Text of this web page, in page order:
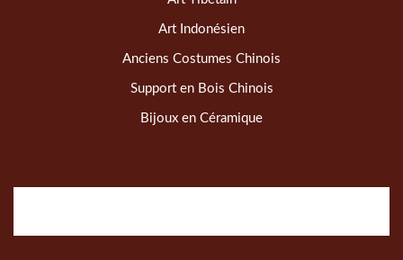
Art Indonésien
Anciens Costumes Chinois
Support en Bois Chinois
Bijoux en Céramique